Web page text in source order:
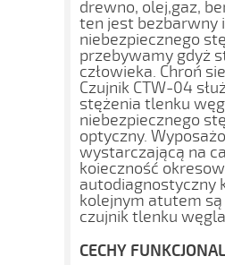
drewno, olej,gaz,
ten jest bezbarwny
niebezpiecznego
przebywamy gdyż
człowieka. Chroń
Czujnik CTW-04
stężenia tlenku
niebezpiecznego
optyczny.
wystarczającą na
koieczność
autodiagnostyczny
kolejnym atutem
czujnik tlenku
CECHY